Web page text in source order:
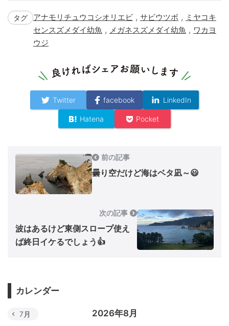
タグ アナモリチュウコシオリエビ , サビウツボ , ミヤコキ
センスズメダイ幼魚 , メガネスズメダイ幼魚 , ワカヨ
ウジ
Twitter facebook LinkedIn
Hatena Pocket
前の記事
曇り空だけど海はベタ凪～😃
次の記事
波はあるけど東側スロープ使え
ば終日イケるでしょう👍
カレンダー
2026年8月
7月